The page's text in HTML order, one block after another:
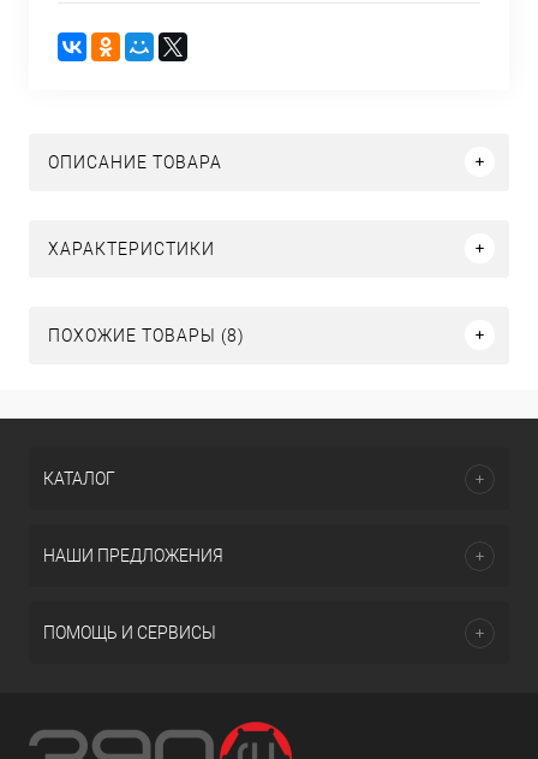
ОПИСАНИЕ ТОВАРА
ХАРАКТЕРИСТИКИ
ПОХОЖИЕ ТОВАРЫ (8)
КАТАЛОГ
НАШИ ПРЕДЛОЖЕНИЯ
ПОМОЩЬ И СЕРВИСЫ